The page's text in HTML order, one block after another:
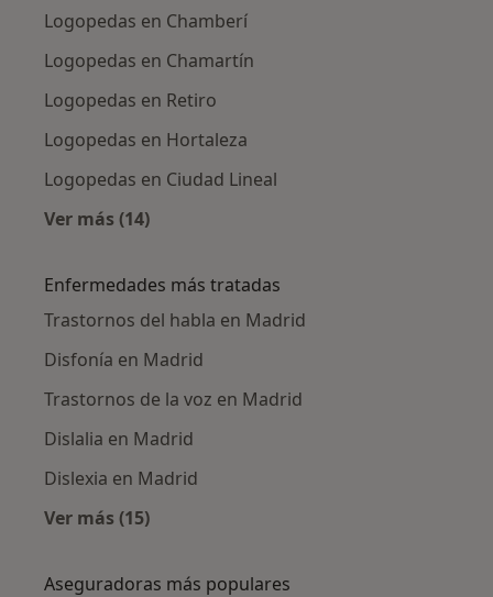
Logopedas en Chamberí
Logopedas en Chamartín
Logopedas en Retiro
Logopedas en Hortaleza
Logopedas en Ciudad Lineal
Ver más (14)
Enfermedades más tratadas
Trastornos del habla en Madrid
Disfonía en Madrid
Trastornos de la voz en Madrid
Dislalia en Madrid
Dislexia en Madrid
Ver más (15)
Aseguradoras más populares